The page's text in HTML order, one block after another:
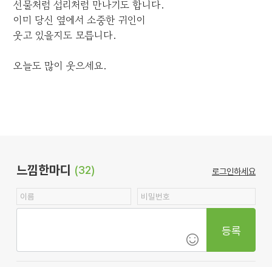
선물처럼 섭리처럼 만나기도 합니다.
이미 당신 옆에서 소중한 귀인이
웃고 있을지도 모릅니다.
오늘도 많이 웃으세요.
느낌한마디 (32) 로그인하세요
등록